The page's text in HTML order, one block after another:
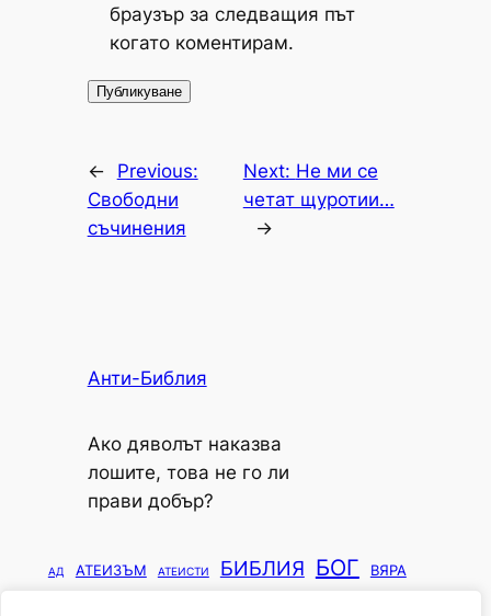
браузър за следващия път
когато коментирам.
←
Previous:
Свободни
съчинения
Next: Не ми се
четат щуротии…
→
Анти-Библия
Ако дяволът наказва
лошите, това не го ли
прави добър?
АД АТЕИЗЪМ АТЕИСТИ БИБЛИЯ БОГ ВЯРА